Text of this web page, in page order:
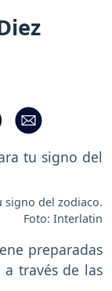
signo del zodiaco.
Foto: Interlatin
preparadas
través de las